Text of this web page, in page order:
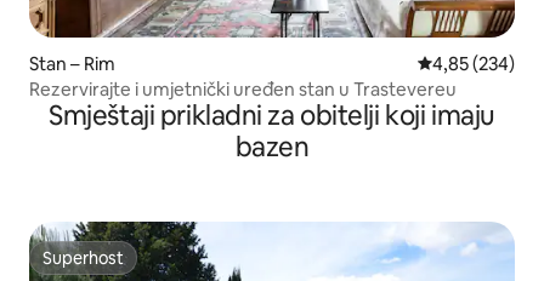
Stan – Rim Prosječna
4,85 (234)
Rezervirajte i umjetnički uređen stan u Trastevereu
Smještaji prikladni za obitelji koji imaju
bazen
Superhost
Superhost